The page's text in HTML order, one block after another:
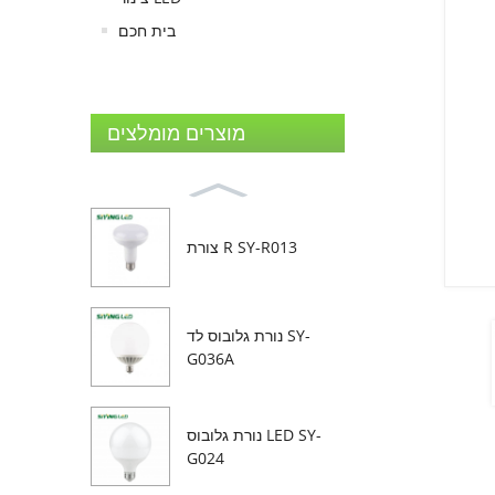
בית חכם
מוצרים מומלצים
צורת R SY-R013
נורת גלובוס לד SY-
G036A
נורת גלובוס LED SY-
G024